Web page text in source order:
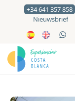
+34 641 357 858
Nieuwsbrief